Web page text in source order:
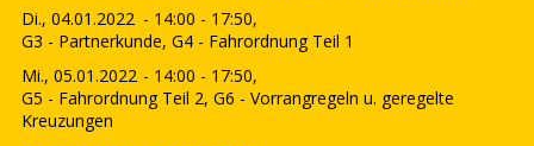
Di., 04.01.2022 - 14:00 - 17:50,
G3 - Partnerkunde, G4 - Fahrordnung Teil 1
Mi., 05.01.2022 - 14:00 - 17:50,
G5 - Fahrordnung Teil 2, G6 - Vorrangregeln u. geregelte
Kreuzungen